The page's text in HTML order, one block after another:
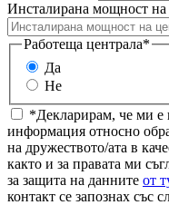
Инсталирана мощност на
Работеща централа*
Да
Не
*Декларирам, че ми е
информация относно
на дружеството/ата в
както и за правата ми
за защита на данните от
контакт се запознах със